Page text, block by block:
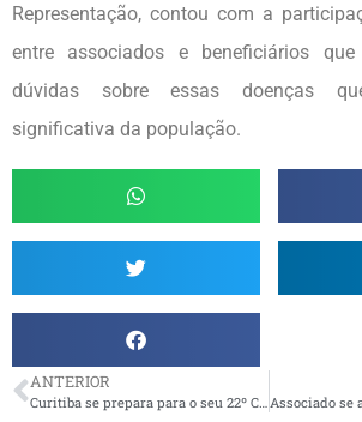
Representação, contou com a
entre associados e beneficiários
dúvidas sobre essas doenças
significativa da população.
ANTERIOR
Curitiba se prepara para o seu 22º Chá Beneficente